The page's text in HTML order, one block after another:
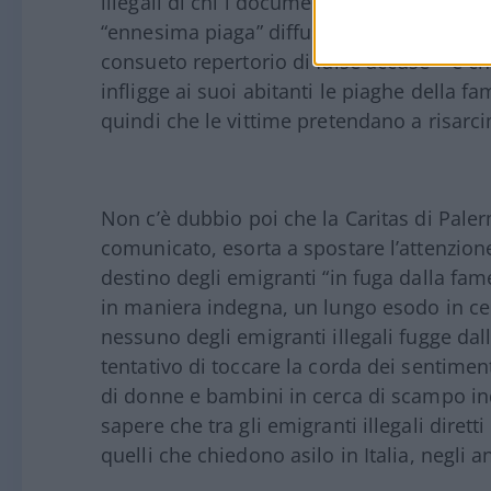
“ennesima piaga” diffusa dal “Nord del
consueto repertorio di false accuse – è
infligge ai suoi abitanti le piaghe della
quindi che le vittime pretendano a
Non c’è dubbio poi che la Caritas di
comunicato, esorta a spostare
destino degli emigranti “in fuga dalla
in maniera indegna, un lungo esodo in
nessuno degli emigranti illegali fugge
tentativo di toccare la corda dei
di donne e bambini in cerca di scampo
sapere che tra gli emigranti illegali
quelli che chiedono asilo in Italia, negli